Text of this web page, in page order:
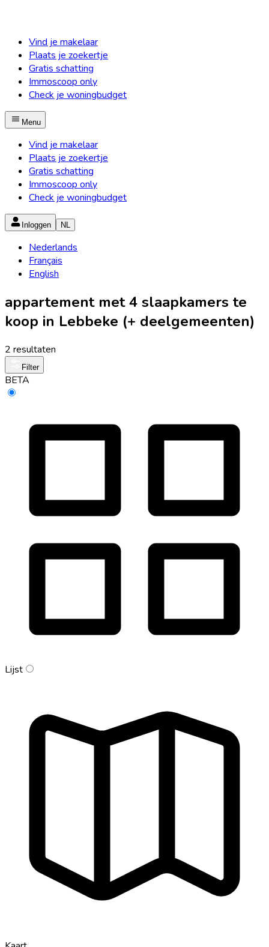
Vind je makelaar
Plaats je zoekertje
Gratis schatting
Immoscoop only
Check je woningbudget
Menu
Vind je makelaar
Plaats je zoekertje
Gratis schatting
Immoscoop only
Check je woningbudget
Inloggen NL
Nederlands
Français
English
appartement met 4 slaapkamers te
koop in Lebbeke (+ deelgemeenten)
2 resultaten
Filter
BETA
Lijst